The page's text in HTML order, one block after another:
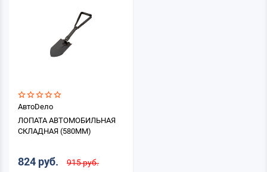
АвтоDело
ЛОПАТА АВТОМОБИЛЬНАЯ
СКЛАДНАЯ (580ММ)
824 руб. 915 руб.